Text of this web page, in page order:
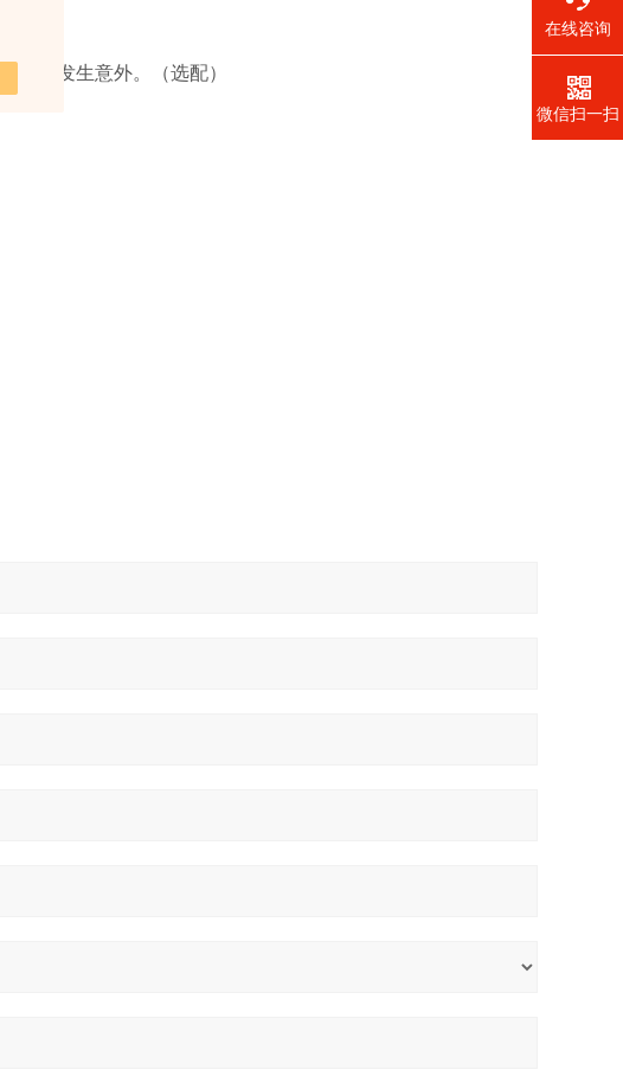
，不发生意外。（选配）
在线咨询
微信扫一扫